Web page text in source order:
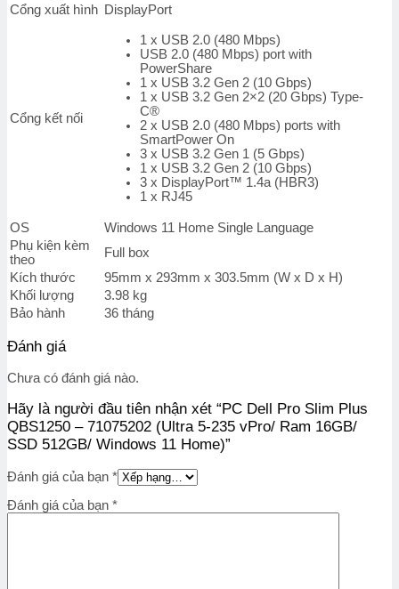
Cổng xuất hình DisplayPort
Cổng kết nối
1 x USB 2.0 (480 Mbps)
USB 2.0 (480 Mbps) port with
PowerShare
1 x USB 3.2 Gen 2 (10 Gbps)
1 x USB 3.2 Gen 2×2 (20 Gbps) Type-
C®
2 x USB 2.0 (480 Mbps) ports with
SmartPower On
3 x USB 3.2 Gen 1 (5 Gbps)
1 x USB 3.2 Gen 2 (10 Gbps)
3 x DisplayPort™ 1.4a (HBR3)
1 x RJ45
OS
Windows 11 Home Single Language
Phụ kiện kèm
theo
Full box
Kích thước
95mm x 293mm x 303.5mm (W x D x H)
Khối lượng
3.98 kg
Bảo hành
36 tháng
Đánh giá
Chưa có đánh giá nào.
Hãy là người đầu tiên nhận xét “PC Dell Pro Slim Plus
QBS1250 – 71075202 (Ultra 5-235 vPro/ Ram 16GB/
SSD 512GB/ Windows 11 Home)”
Đánh giá của bạn *
Đánh giá của bạn *